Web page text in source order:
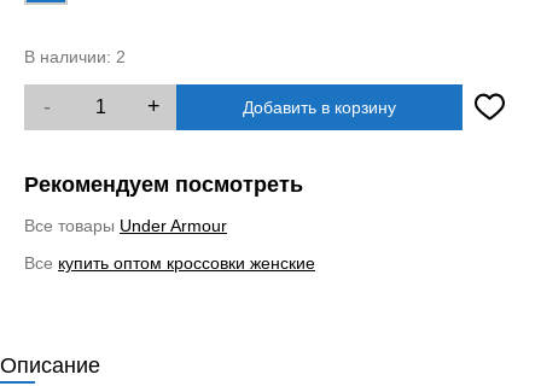
В наличии: 2
- + Добавить в корзину
Рекомендуем посмотреть
Все товары Under Armour
Все купить оптом кроссовки женские
Описание